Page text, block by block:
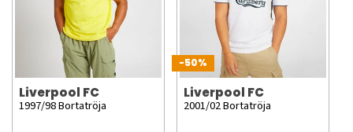
Liverpool FC
1997/98 Bortatröja
-50%
Liverpool FC
2001/02 Bortatröja